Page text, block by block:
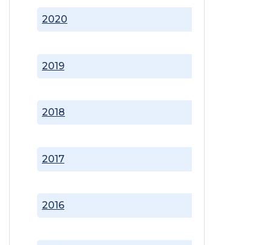
2016
2017
2018
2019
2020